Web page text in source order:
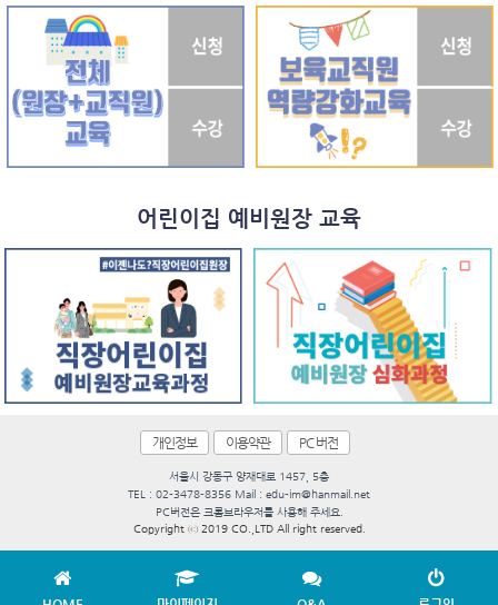
어린이집 예비원장 교육
개인정보 이용약관 PC 버전
서울시 강동구 양재대로 1457, 5층
TEL : 02-3478-8356 Mail : edu-im@hanmail.net
PC버전은 크롬브라우저를 사용해 주세요.
Copyright ⓒ 2019 CO.,LTD All right reserved.